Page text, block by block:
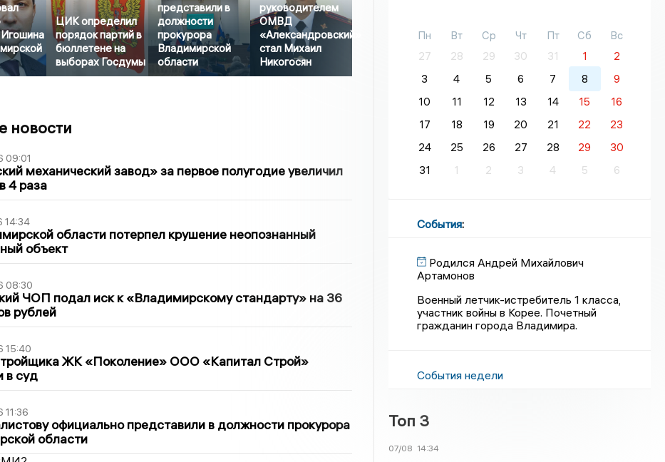
ЦИК определил
порядок партий в
бюллетене на
выборах Госдумы
представили в
должности
прокурора
Владимирской
области
руководителем
ОМВД
«Александровский»
стал Михаил
Никогосян
новости
09:01
механический завод» за первое полугодие увеличил
4 раза
14:34
области потерпел крушение неопознанный
объект
08:30
ЧОП подал иск к «Владимирскому стандарту» на 36
рублей
15:40
ЖК «Поколение» ООО «Капитал Строй»
в суд
официально представили в должности прокурора
области
Пн Вт Ср Чт Пт Сб
Вс
27
28 29 30 31 1
2
3
4 5 6 7 8
9
10
11 12 13 14 15
16
17
18 19 20 21 22
23
24
25 26 27 28 29
30
31
1 2 3 4 5 6
События:
Родился Андрей Михайлович
Артамонов
Военный летчик-истребитель 1 класса,
участник войны в Корее. Почетный
гражданин города Владимира.
События недели
Топ 3
07/08 14:34